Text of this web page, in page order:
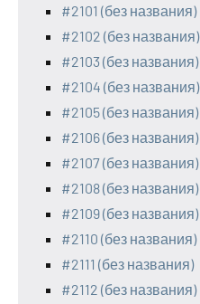
#2101 (без названия)
#2102 (без названия)
#2103 (без названия)
#2104 (без названия)
#2105 (без названия)
#2106 (без названия)
#2107 (без названия)
#2108 (без названия)
#2109 (без названия)
#2110 (без названия)
#2111 (без названия)
#2112 (без названия)